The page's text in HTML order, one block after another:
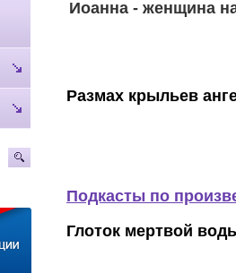
Иоанна - женщина
Размах крыльев
Подкасты по
Глоток мертвой